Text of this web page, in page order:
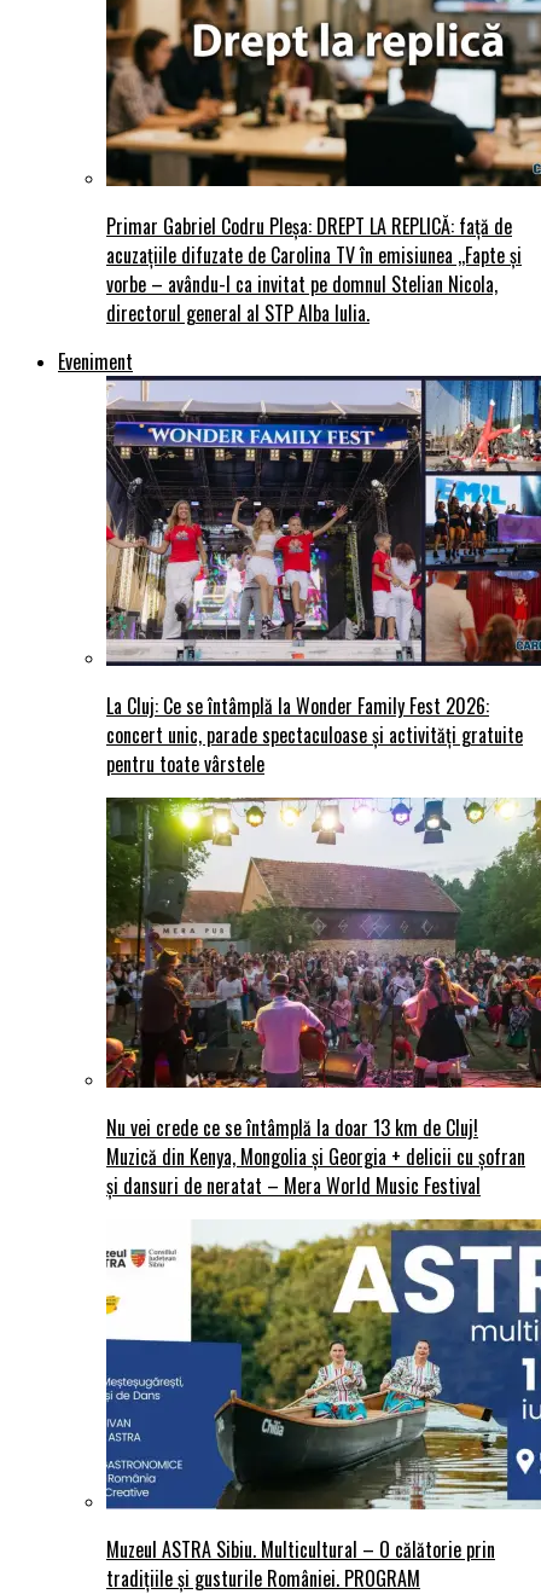
Primar Gabriel Codru Pleșa: DREPT LA REPLICĂ: față de
acuzațiile difuzate de Carolina TV în emisiunea ,,Fapte și
vorbe – avându-l ca invitat pe domnul Stelian Nicola,
directorul general al STP Alba Iulia.
Eveniment
La Cluj: Ce se întâmplă la Wonder Family Fest 2026:
concert unic, parade spectaculoase și activități gratuite
pentru toate vârstele
Nu vei crede ce se întâmplă la doar 13 km de Cluj!
Muzică din Kenya, Mongolia și Georgia + delicii cu șofran
și dansuri de neratat – Mera World Music Festival
Muzeul ASTRA Sibiu. Multicultural – O călătorie prin
tradițiile și gusturile României. PROGRAM